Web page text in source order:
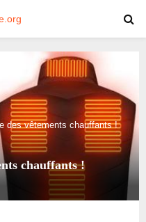
des vêtements chauffants !
chauffants !